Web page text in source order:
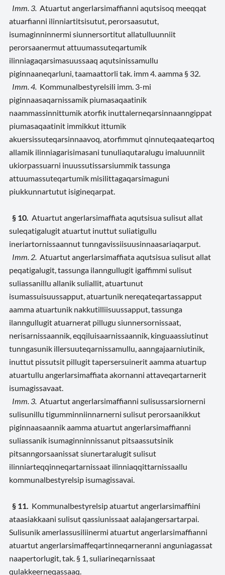
Imm. 3. Atuartut angerlarsimaffianni aqutsisoq meeqqat
atuarfianni ilinniartitsisutut, perorsaasutut,
isumaginninnermi siunnersortitut allatulluunniit
perorsaanermut attuumassuteqartumik
ilinniagaqarsimasuussaaq aqutsinissamullu
piginnaaneqarluni, taamaattorli tak. imm 4. aamma § 32.
Imm. 4. Kommunalbestyrelsili imm. 3-mi
piginnaasaqarnissamik piumasaqaatinik
naammassinnittumik atorfik inuttalerneqarsinnaanngippat
piumasaqaatinit immikkut ittumik
akuersissuteqarsinnaavoq, atorfimmut qinnuteqaateqartoq
allamik ilinniagarisimasani tunuliaqutaralugu imaluunniit
ukiorpassuarni inuussutissarsiummik tassunga
attuumassuteqartumik misilittagaqarsimaguni
piukkunnartutut isigineqarpat.
§ 10 Atuartut angerlarsimaffiata aqutsisua sulisut allat
suleqatigalugit atuartut inuttut suliatigullu
ineriartornissaannut tunngavissiisuusinnaasariaqarput.
Imm. 2. Atuartut angerlarsimaffiata aqutsisua sulisut allat
peqatigalugit, tassunga ilanngullugit igaffimmi sulisut
suliassanillu allanik suliallit, atuartunut
isumassuisuussapput, atuartunik nereqateqartassapput
aamma atuartunik nakkutilliisuussapput, tassunga
ilanngullugit atuarnerat pillugu siunnersornissaat,
nerisarnissaannik, eqqiluisaarnissaannik, kinguaassiutinut
tunngasunik illersuuteqarnissamullu, aanngajaarniutinik,
inuttut pissutsit pillugit tapersersuinerit aamma atuartup
atuartullu angerlarsimaffiata akornanni attaveqartarnerit
isumagissavaat.
Imm. 3. Atuartut angerlarsimaffianni sulisussarsiornerni
sulisunillu tigumminniinnarnerni sulisut perorsaanikkut
piginnaasaannik aamma atuartut angerlarsimaffianni
suliassanik isumaginninnissanut pitsaassutsinik
pitsanngorsaanissat siunertaralugit sulisut
ilinniarteqqinneqartarnissaat ilinniaqqittarnissaallu
kommunalbestyrelsip isumagissavai.
§ 11. Kommunalbestyrelsip atuartut angerlarsimaffiini
ataasiakkaani sulisut qassiunissaat aalajangersartarpai.
Sulisunik amerlassusiliinermi atuartut angerlarsimaffianni
atuartut angerlarsimaffeqartinneqarneranni anguniagassat
naapertorlugit, tak. § 1, suliarineqarnissaat
qulakkeerneqassaaq.